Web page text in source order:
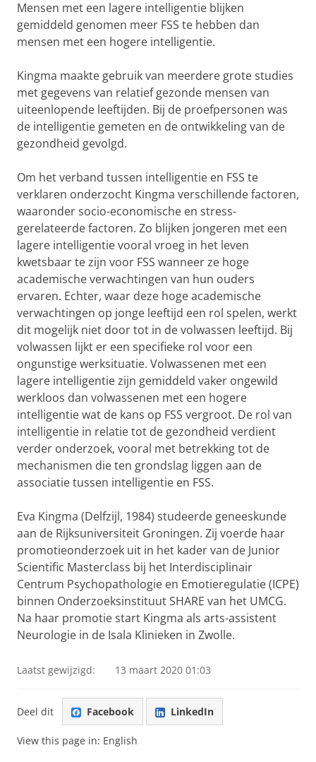
Mensen met een lagere intelligentie blijken
gemiddeld genomen meer FSS te hebben dan
mensen met een hogere intelligentie.
Kingma maakte gebruik van meerdere grote studies
met gegevens van relatief gezonde mensen van
uiteenlopende leeftijden. Bij de proefpersonen was
de intelligentie gemeten en de ontwikkeling van de
gezondheid gevolgd.
Om het verband tussen intelligentie en FSS te
verklaren onderzocht Kingma verschillende factoren,
waaronder socio-economische en stress-
gerelateerde factoren. Zo blijken jongeren met een
lagere intelligentie vooral vroeg in het leven
kwetsbaar te zijn voor FSS wanneer ze hoge
academische verwachtingen van hun ouders
ervaren. Echter, waar deze hoge academische
verwachtingen op jonge leeftijd een rol spelen, werkt
dit mogelijk niet door tot in de volwassen leeftijd. Bij
volwassen lijkt er een specifieke rol voor een
ongunstige werksituatie. Volwassenen met een
lagere intelligentie zijn gemiddeld vaker ongewild
werkloos dan volwassenen met een hogere
intelligentie wat de kans op FSS vergroot. De rol van
intelligentie in relatie tot de gezondheid verdient
verder onderzoek, vooral met betrekking tot de
mechanismen die ten grondslag liggen aan de
associatie tussen intelligentie en FSS.
Eva Kingma (Delfzijl, 1984) studeerde geneeskunde
aan de Rijksuniversiteit Groningen. Zij voerde haar
promotieonderzoek uit in het kader van de Junior
Scientific Masterclass bij het Interdisciplinair
Centrum Psychopathologie en Emotieregulatie (ICPE)
binnen Onderzoeksinstituut SHARE van het UMCG.
Na haar promotie start Kingma als arts-assistent
Neurologie in de Isala Klinieken in Zwolle.
Laatst gewijzigd: 13 maart 2020 01:03
Deel dit Facebook LinkedIn
View this page in: English